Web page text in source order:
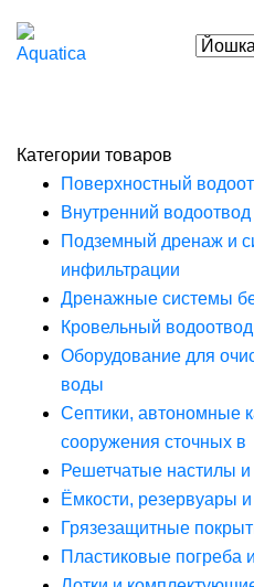
Категории товаров
Поверхностный
Внутренний
Подземный дренаж и
инфильтрации
Дренажные системы
Кровельный водоотвод
Оборудование для
воды
Септики, автономные
сооружения сточных в
Решетчатые настилы
Ёмкости, резервуары
Грязезащитные
Пластиковые погреба